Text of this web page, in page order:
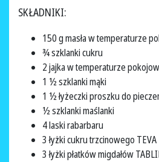
SKŁADNIKI:
150 g masła w temperaturze
¾ szklanki cukru
2 jajka w temperaturze
1 ½ szklanki mąki
1 ½ łyżeczki proszku do
½ szklanki maślanki
4 laski rabarbaru
3 łyżki cukru trzcinowego TEVA
3 łyżki płatków migdałów